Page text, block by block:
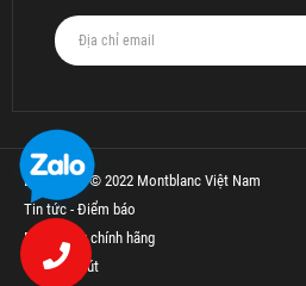
Bản quyền © 2022 Montblanc Việt Nam
Tin tức - Điểm báo
Bút Parker chính hãng
Thế Giới Bút